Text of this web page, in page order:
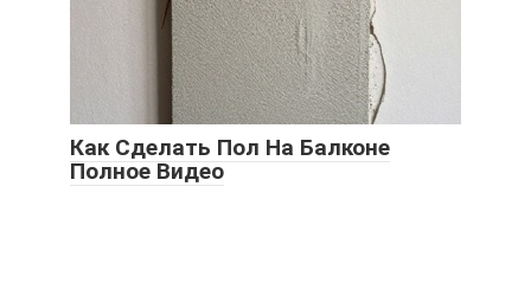
Как Сделать Пол На Балконе
Полное Видео